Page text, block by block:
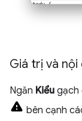
Giá trị và nội
Ngăn Kiểu gạch
bên cạnh